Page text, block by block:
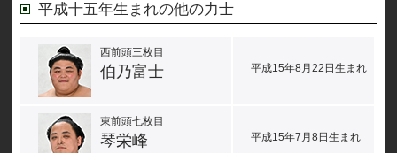
平成十五年生まれの他の力士
西前頭三枚目
伯乃富士 平成15年8月22日生まれ
東前頭七枚目
琴栄峰 平成15年7月8日生まれ